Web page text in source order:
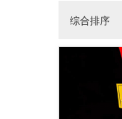
综合排序